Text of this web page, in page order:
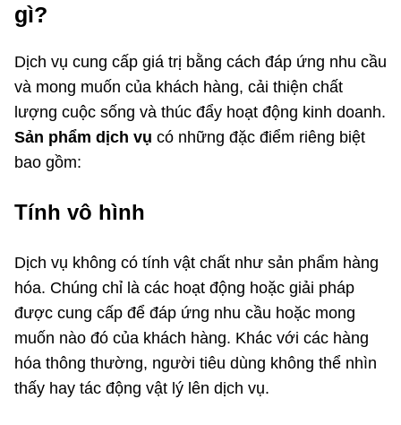
gì?
Dịch vụ cung cấp giá trị bằng cách đáp ứng nhu cầu
và mong muốn của khách hàng, cải thiện chất
lượng cuộc sống và thúc đẩy hoạt động kinh doanh.
Sản phẩm dịch vụ có những đặc điểm riêng biệt
bao gồm:
Tính vô hình
Dịch vụ không có tính vật chất như sản phẩm hàng
hóa. Chúng chỉ là các hoạt động hoặc giải pháp
được cung cấp để đáp ứng nhu cầu hoặc mong
muốn nào đó của khách hàng. Khác với các hàng
hóa thông thường, người tiêu dùng không thể nhìn
thấy hay tác động vật lý lên dịch vụ.